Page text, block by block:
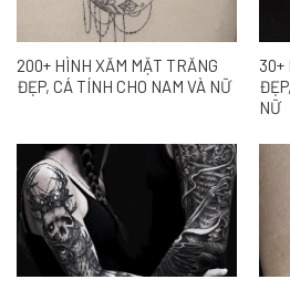
200+ HÌNH XĂM MẶT TRĂNG
ĐẸP, CÁ TÍNH CHO NAM VÀ NỮ
30+
NỮ